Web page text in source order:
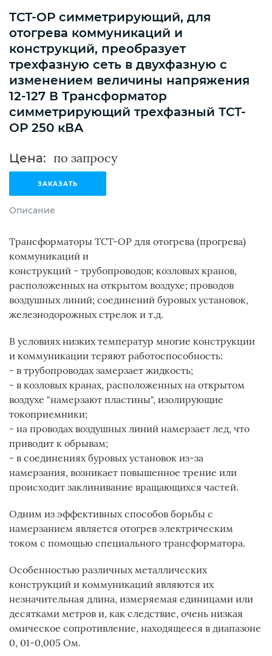
ТСТ-ОР симметрирующий, для
отогрева коммуникаций и
конструкций, преобразует
трехфазную сеть в двухфазную с
изменением величины напряжения
12-127 В Трансформатор
симметрирующий трехфазный ТСТ-
ОР 250 кВА
Цена:
ЗАКАЗАТЬ
Описание
Трансформаторы ТСТ-ОР для отогрева (прогрева)
коммуникаций и
конструкций - трубопроводов; козловых кранов,
расположенных на открытом воздухе; проводов
воздушных линий; соединений буровых установок,
железнодорожных стрелок и т.д.
В условиях низких температур многие конструкции
и коммуникации теряют работоспособность:
- в трубопроводах замерзает жидкость;
- в козловых кранах, расположенных на открытом
воздухе "намерзают пластины", изолирующие
токоприемники;
- на проводах воздушных линий намерзает лед, что
приводит к обрывам;
- в соединениях буровых установок из-за
намерзания, возникает повышенное трение или
происходит заклинивание вращающихся частей.
Одним из эффективных способов борьбы с
намерзанием является отогрев электрическим
током с помощью специального трансформатора.
Особенностью различных металлических
конструкций и коммуникаций являются их
незначительная длина, измеряемая единицами или
десятками метров и, как следствие, очень низкая
омическое сопротивление, находящееся в диапазоне
0, 01-0,005 Ом.